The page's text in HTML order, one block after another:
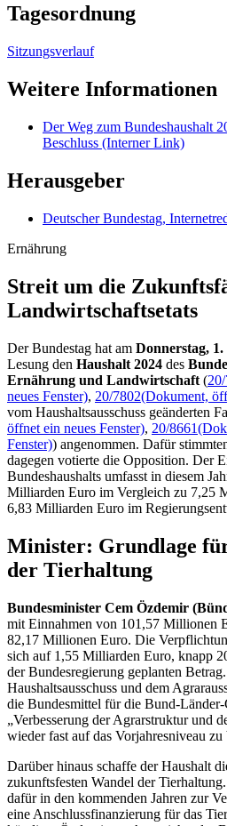
Tagesordnung
Sitzungsverlauf
Weitere Informationen
Der Weg zum Bundes­haushalt
Beschluss (Interner Link)
Herausgeber
Deutscher Bundestag,
Ernährung
Streit um die
Landwirt­schaftsetats
Der Bundestag hat am Donnerstag,
Lesung den Haushalt 2024 des
Ernährung und Landwirtschaft (
neues Fenster), 20/7802(Dokument,
vom Haushaltsausschuss geänderten
öffnet ein neues Fenster), 20/8661
Fenster)) angenommen. Dafür
dagegen votierte die Opposition. Der
Bundeshaushalts umfasst in diesem
Milliarden Euro im Vergleich zu 7,25
6,83 Milliarden Euro im
Minister: Grundlage
der Tierhaltung
Bundesminister Cem Özdemir
mit Einnahmen von 101,57 Millionen
82,17 Millionen Euro. Die
sich auf 1,55 Milliarden Euro, knapp
der Bundesregierung geplanten
Haushaltsausschuss und dem
die Bundesmittel für die Bund-Länder-
„Verbesserung der Agrarstruktur und
wieder fast auf das Vorjahresniveau zu
Darüber hinaus schaffe der Haushalt
zukunftsfesten Wandel der
dafür in den kommenden Jahren zur
eine Anschlussfinanzierung für das